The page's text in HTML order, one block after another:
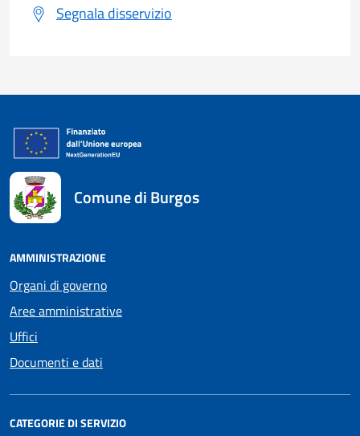
Segnala disservizio
Comune di Burgos
AMMINISTRAZIONE
Organi di governo
Aree amministrative
Uffici
Documenti e dati
CATEGORIE DI SERVIZIO